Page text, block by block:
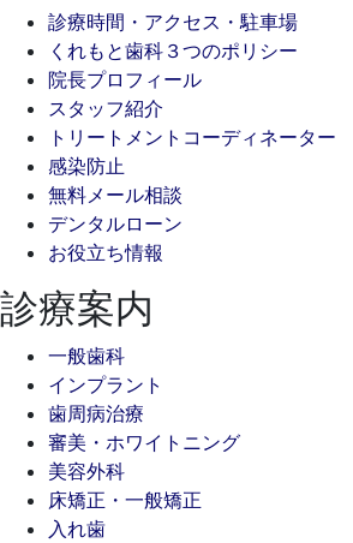
診療時間・アクセス・駐車場
くれもと歯科３つのポリシー
院長プロフィール
スタッフ紹介
トリートメントコーディネーター
感染防止
無料メール相談
デンタルローン
お役立ち情報
診療案内
一般歯科
インプラント
歯周病治療
審美・ホワイトニング
美容外科
床矯正・一般矯正
入れ歯